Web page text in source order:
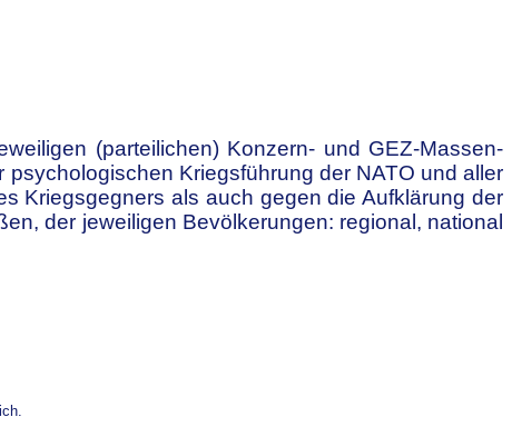
(parteilichen) Konzern- und GEZ-Massen-
Kriegsführung der NATO undaller
Kriegsgegners als auch gegen die Aufklärung der
der jeweiligen Bevölkerungen: regional, national